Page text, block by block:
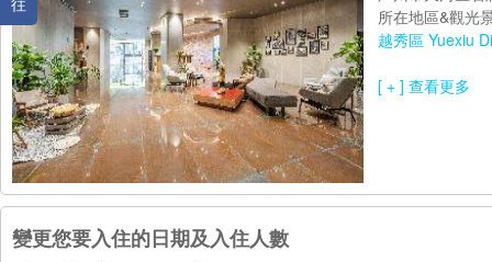
所在地區&觀光
越秀區 Yuexiu
[ + ] 查看更多
變更您要入住的日期及入住人數